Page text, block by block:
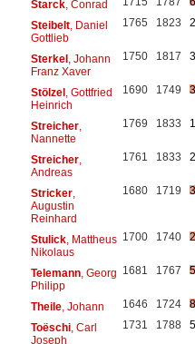
Starck, Conrad
Steibelt, Daniel
Gottlieb
1765 1823
Sterkel, Johann
Franz Xaver
1750 1817
Stölzel, Gottfried
Heinrich
1690 1749
Streicher,
Nannette
1769 1833
Streicher,
Andreas
1761 1833
Stricker,
Augustin
Reinhard
1680 1719 3
Stulick, Mattheus
Nikolaus
1700 1740
Telemann, Georg
Philipp
1681 1767
Theile, Johann 1646 1724
8
Toëschi, Carl
Joseph
1731 1788